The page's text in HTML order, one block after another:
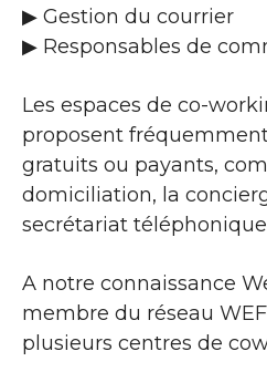
▶​ Gestion du courrier
▶​ Responsables de
Les espaces de co-
proposent
gratuits ou payants,
domiciliation, la
secrétariat
A notre connaissance
membre du réseau
plusieurs centres de